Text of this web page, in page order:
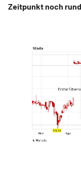
Zeitpunkt noch